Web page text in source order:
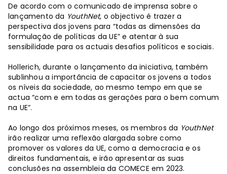
De acordo com o comunicado de imprensa sobre o
lançamento da YouthNet, o objectivo é trazer a
perspectiva dos jovens para “todas as dimensões da
formulação de políticas da UE” e atentar à sua
sensibilidade para os actuais desafios políticos e sociais.
Hollerich, durante o lançamento da iniciativa, também
sublinhou a importância de capacitar os jovens a todos
os níveis da sociedade, ao mesmo tempo em que se
actua “com e em todas as gerações para o bem comum
na UE”.
Ao longo dos próximos meses, os membros da YouthNet
irão realizar uma reflexão alargada sobre como
promover os valores da UE, como a democracia e os
direitos fundamentais, e irão apresentar as suas
conclusões na assembleia da COMECE em 2023.